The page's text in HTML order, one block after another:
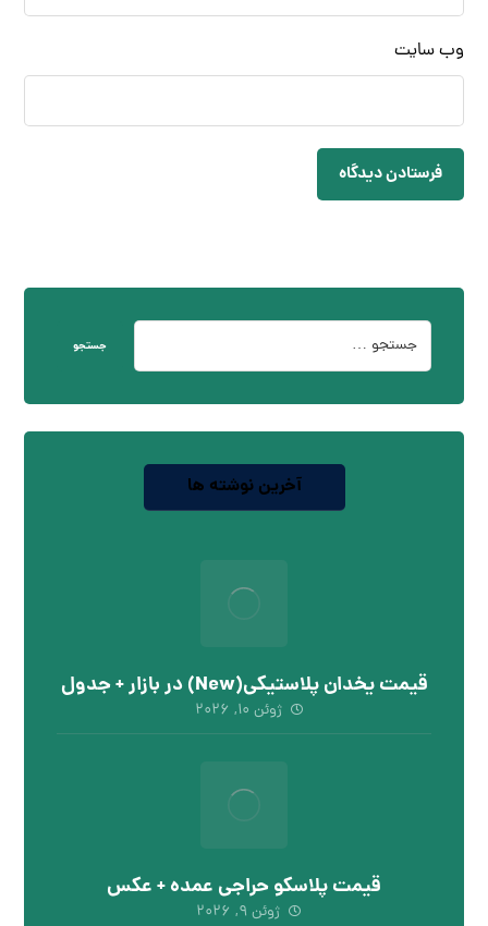
وب‌ سایت
فرستادن دیدگاه
جستجو
آخرین نوشته ها
قیمت یخدان پلاستیکی(New) در بازار + جدول
ژوئن ۱۰, ۲۰۲۶
قیمت پلاسکو حراجی عمده + عکس
ژوئن ۹, ۲۰۲۶